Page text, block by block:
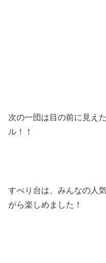
次の一団は目の前に見え
ル！！
すべり台は、みんなの人
がら楽しめました！